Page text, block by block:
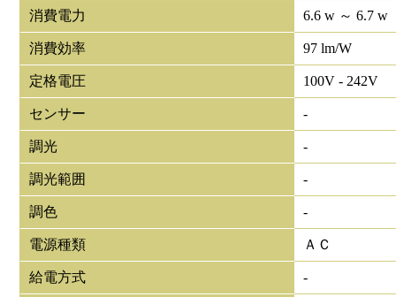
消費電力 6.6 w ～ 6.7 w
消費効率 97 lm/W
定格電圧 100V - 242V
センサー -
調光 -
調光範囲 -
調色 -
電源種類 ＡＣ
給電方式 -